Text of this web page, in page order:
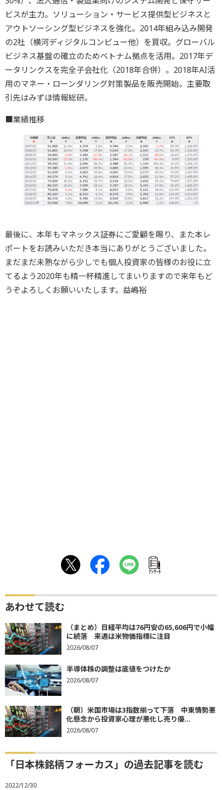
ビスが主力。ソリューション・サービス提供型ビジネスと
アウトソーシング型ビジネスを強化。2014年組み込み開発
の2社（横河ディジタルコンピュー他）を買収。グローバル
ビジネス基盤の確立のためベトナム拠点を活用。2017年デ
ータリンクスを完全子会社化（2018年合併）。2018年AI活
用のマネー・ローンダリング対策製品を販売開始。主要取
引先はみずほ情報総研。
■業績推移
最後に、本年もマネックス証券にご愛顧を賜り、また本レ
ポートをお読みいただき本当にありがとうございました。
まだまだ未熟ながら少しでも個人投資家の皆様のお役に立
てるよう2020年も精一杯精進してまいりますので来年もど
うぞよろしくお願いいたします。益嶋裕
ｱﾝｹｰﾄ
あわせて読む
（まとめ）日経平均は76円安の65,606円で小幅
に続落 来週は米物価指標に注目
2026/08/07
半導体株の調整は底値をつけたか
2026/08/07
（朝）米国市場は3指数揃って下落 中東情勢悪
化懸念から投資家心理が悪化し売り優...
2026/08/07
「日本株銘柄フォーカス」の過去記事を読む
2022/12/30